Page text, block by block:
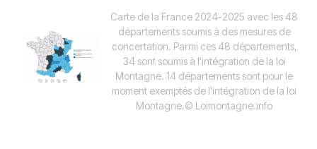
Carte de la France 2024-2025 avec les 48
départements soumis à des mesures de
concertation. Parmi ces 48 départements,
34 sont soumis à l'intégration de la loi
Montagne. 14 départements sont pour le
moment exemptés de l'intégration de la loi
Montagne.© Loimontagne.info